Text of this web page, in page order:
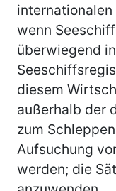
wenn
überwiegend
diesem
außerhalb der
zum
Aufsuchung
werden; die